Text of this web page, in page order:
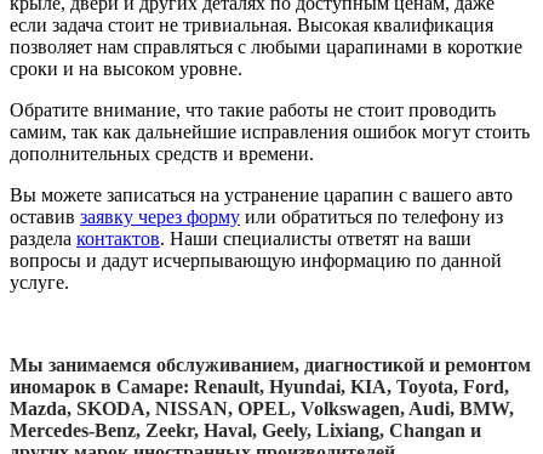
если задача стоит не тривиальная. Высокая квалификация
позволяет нам справляться с любыми царапинами в короткие
сроки и на высоком уровне.
Обратите внимание, что такие работы не стоит проводить
самим, так как дальнейшие исправления ошибок могут стоить
дополнительных средств и времени.
Вы можете записаться на устранение царапин с вашего авто
оставив заявку через форму или обратиться по телефону из
раздела контактов. Наши специалисты ответят на ваши
вопросы и дадут исчерпывающую информацию по данной
услуге.
Мы занимаемся обслуживанием, диагностикой и ремонтом
иномарок в Самаре: Renault, Нyundai, KIA, Toyota, Ford,
Mazda, SKODA, NISSAN, OPEL, Volkswagen, Audi, BMW,
Mercedes-Benz, Zeekr, Haval, Geely, Lixiang, Changan и